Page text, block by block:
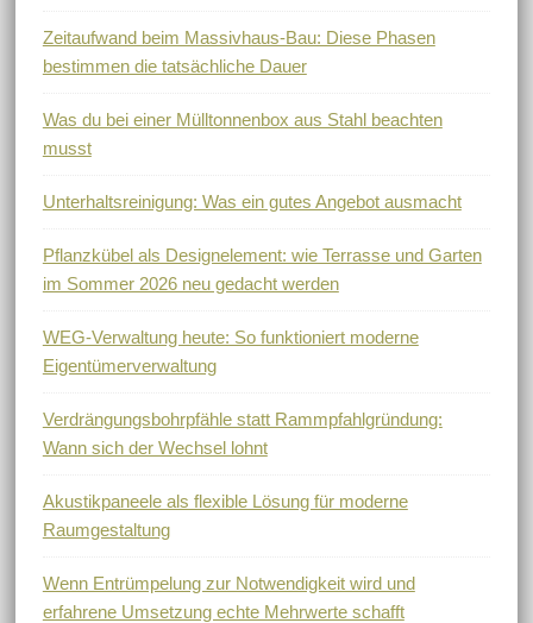
Zeitaufwand beim Massivhaus-Bau: Diese Phasen
bestimmen die tatsächliche Dauer
Was du bei einer Mülltonnenbox aus Stahl beachten
musst
Unterhaltsreinigung: Was ein gutes Angebot ausmacht
Pflanzkübel als Designelement: wie Terrasse und Garten
im Sommer 2026 neu gedacht werden
WEG-Verwaltung heute: So funktioniert moderne
Eigentümerverwaltung
Verdrängungsbohrpfähle statt Rammpfahlgründung:
Wann sich der Wechsel lohnt
Akustikpaneele als flexible Lösung für moderne
Raumgestaltung
Wenn Entrümpelung zur Notwendigkeit wird und
erfahrene Umsetzung echte Mehrwerte schafft